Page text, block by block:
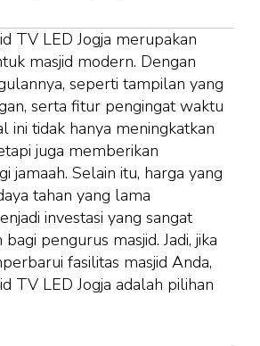
TV LED Jogja merupakan
masjid modern. Dengan
seperti tampilan yang
serta fitur pengingat waktu
ini tidak hanya meningkatkan
juga memberikan
jamaah. Selain itu, harga yang
tahan yang lama
investasi yang sangat
pengurus masjid. Jadi, jika
fasilitas masjid Anda,
TV LED Jogja adalah pilihan